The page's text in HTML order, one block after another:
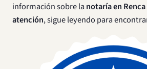
información sobre la notaría en
atención, sigue leyendo para